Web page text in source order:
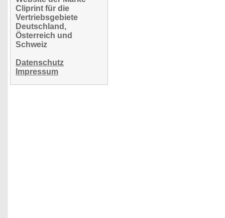
Cliprint für die
Vertriebsgebiete
Deutschland,
Österreich und
Schweiz
Datenschutz
Impressum